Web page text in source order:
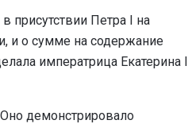
присутствии Петра I на
и о сумме на содержание
императрица Екатерина I
демонстрировало